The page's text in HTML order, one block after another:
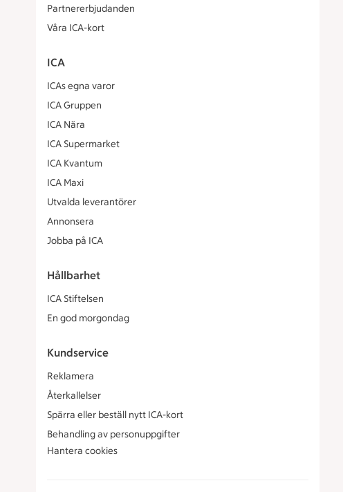
Partnererbjudanden
Våra ICA-kort
ICA
ICAs egna varor
ICA Gruppen
ICA Nära
ICA Supermarket
ICA Kvantum
ICA Maxi
Utvalda leverantörer
Annonsera
Jobba på ICA
Hållbarhet
ICA Stiftelsen
En god morgondag
Kundservice
Reklamera
Återkallelser
Spärra eller beställ nytt ICA-kort
Behandling av personuppgifter
Hantera cookies